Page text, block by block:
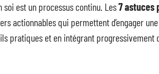
est un processus continu. Les7 astuces
actionnables qui permettent d’engager
pratiques et en intégrant progressivement